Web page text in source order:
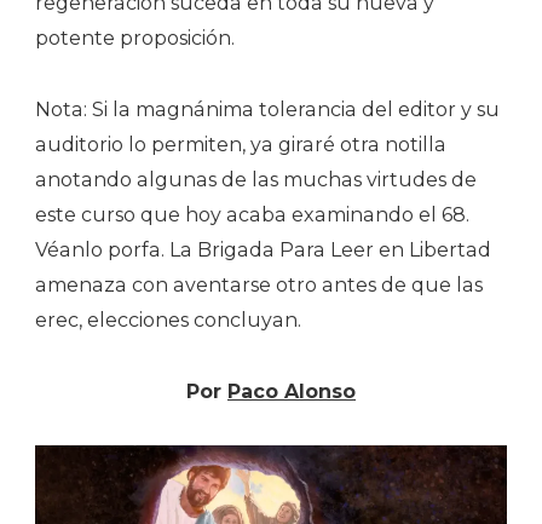
potente proposición.
Nota: Si la magnánima tolerancia del editor y su
auditorio lo permiten, ya giraré otra notilla
anotando algunas de las muchas virtudes de
este curso que hoy acaba examinando el 68.
Véanlo porfa. La Brigada Para Leer en Libertad
amenaza con aventarse otro antes de que las
erec, elecciones concluyan.
Por Paco Alonso